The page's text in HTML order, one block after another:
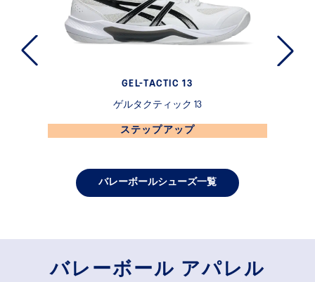
GEL-TACTIC 13
ゲルタクティック 13
ステップアップ
バレーボールシューズ一覧
バレーボール アパレル​